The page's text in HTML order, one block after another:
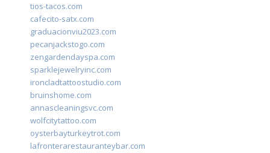
tios-tacos.com
cafecito-satx.com
graduacionviu2023.com
pecanjackstogo.com
zengardendayspa.com
sparklejewelryinc.com
ironcladtattoostudio.com
bruinshome.com
annascleaningsvc.com
wolfcitytattoo.com
oysterbayturkeytrot.com
lafronterarestauranteybar.com